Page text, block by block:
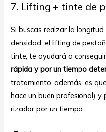
7. Lifting + tinte de
Si buscas realzar la
densidad, el lifting de
tinte, te ayudará a
rápida y por un tiempo
tratamiento, además, es
hace un buen profesional) y
rizador por un tiempo.